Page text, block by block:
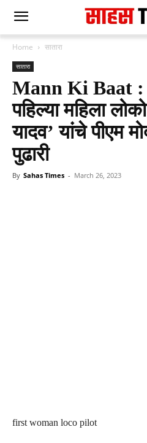
Home सातारा
सातारा
Mann Ki Baat :
पहिल्या महिला
यादव’ यांचे पीएम
पुढारी
By Sahas Times - March 26, 2023
first woman loco pilot